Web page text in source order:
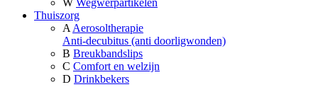
W Wegwerpartikelen
Thuiszorg
A Aerosoltherapie
Anti-decubitus (anti doorligwonden)
B Breukbandslips
C Comfort en welzijn
D Drinkbekers